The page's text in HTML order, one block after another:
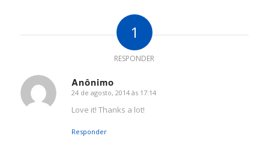
1
RESPONDER
Anônimo
disse:
24 de agosto, 2014 às 17:14
Love it! Thanks a lot!
Responder